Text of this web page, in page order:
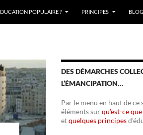
POPULAIRE ? PRINCIPES
DES DÉMARCHES
L’ÉMANCIPATION…
Par le menu en haut de
éléments surqu’est-ce
etquelques principes